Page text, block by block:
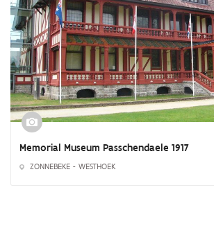
Memorial Museum Passchendaele 1917
ZONNEBEKE - WESTHOEK